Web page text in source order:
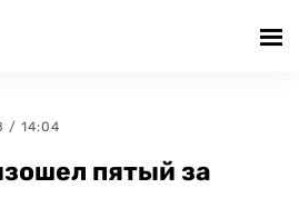
/ 14:04
пятый за